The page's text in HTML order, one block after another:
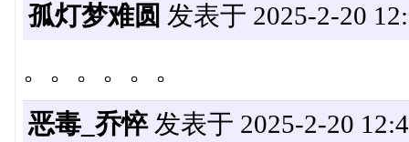
孤灯梦难圆 发表于 2025-2-20
。。。。。。
恶毒_乔悴发表于 2025-2-20